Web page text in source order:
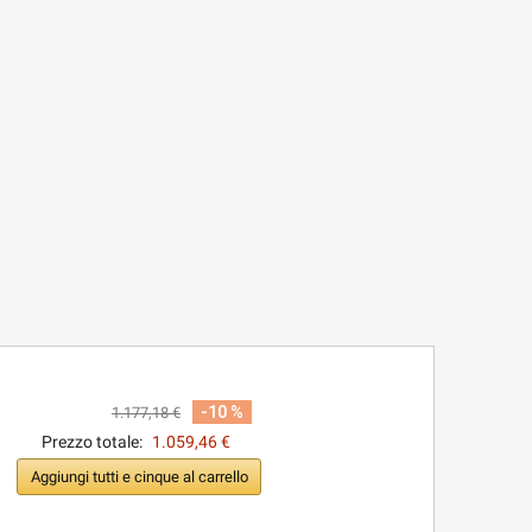
1.177,18 €
-10 %
Prezzo totale: 1.059,46 €
Aggiungi tutti e cinque al carrello